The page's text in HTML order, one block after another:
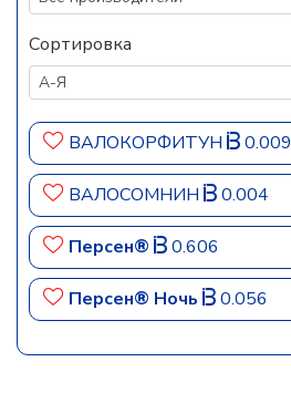
Сортировка
ВАЛОКОРФИТУН 0.009
ВАЛОСОМНИН 0.004
Персен® 0.606
Персен® Ночь 0.056